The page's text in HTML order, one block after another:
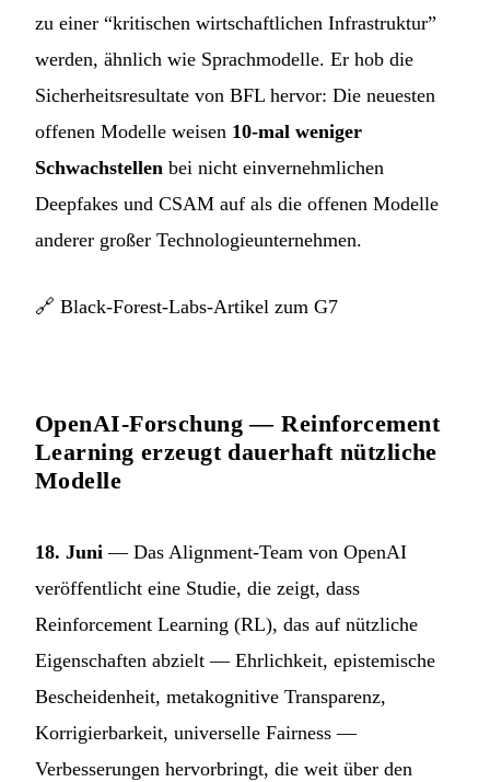
zu einer “kritischen wirtschaftlichen Infrastruktur”
werden, ähnlich wie Sprachmodelle. Er hob die
Sicherheitsresultate von BFL hervor: Die neuesten
offenen Modelle weisen 10-mal weniger
Schwachstellen bei nicht einvernehmlichen
Deepfakes und CSAM auf als die offenen Modelle
anderer großer Technologieunternehmen.
🔗 Black-Forest-Labs-Artikel zum G7
OpenAI-Forschung — Reinforcement
Learning erzeugt dauerhaft nützliche
Modelle
18. Juni — Das Alignment-Team von OpenAI
veröffentlicht eine Studie, die zeigt, dass
Reinforcement Learning (RL), das auf nützliche
Eigenschaften abzielt — Ehrlichkeit, epistemische
Bescheidenheit, metakognitive Transparenz,
Korrigierbarkeit, universelle Fairness —
Verbesserungen hervorbringt, die weit über den